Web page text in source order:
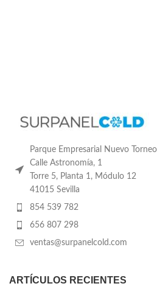
Parque Empresarial Nuevo Torneo
Calle Astronomía, 1
Torre 5, Planta 1, Módulo 12
41015 Sevilla
854 539 782
656 807 298
ventas@surpanelcold.com
ARTÍCULOS RECIENTES